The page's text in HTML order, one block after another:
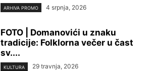
ARHIVA PROMO 4 srpnja, 2026
FOTO | Domanovići u znaku
tradicije: Folklorna večer u čast
sv....
KULTURA 29 travnja, 2026